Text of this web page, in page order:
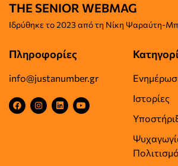
THE SENIOR WEBMAG
Iδρύθηκε το2023 από τη Νίκη Ψαραύτη-
Πληροφορίες
info@justanumber.gr
Ιστορίες